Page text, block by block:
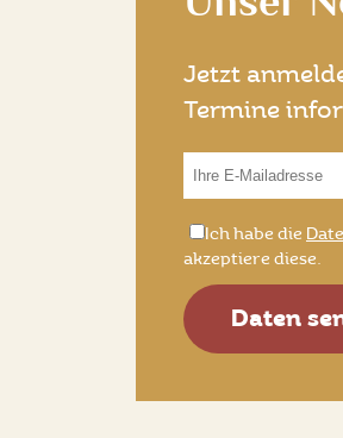
Jetzt
Termine
Do
not
fill
field
*E-
Mail:
*Datenschutz:
Ich habe die
akzeptiere diese.
Daten